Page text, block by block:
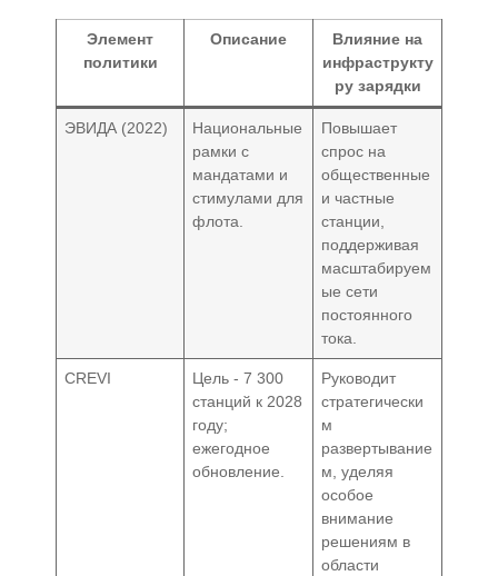
Элемент
политики
Описание
Влияние на
инфраструкту
ру зарядки
ЭВИДА (2022)
Национальные
рамки с
мандатами и
стимулами для
флота.
Повышает
спрос на
общественные
и частные
станции,
поддерживая
масштабируем
ые сети
постоянного
тока.
CREVI
Цель - 7 300
станций к 2028
году;
ежегодное
обновление.
Руководит
стратегически
м
развертывание
м, уделяя
особое
внимание
решениям в
области